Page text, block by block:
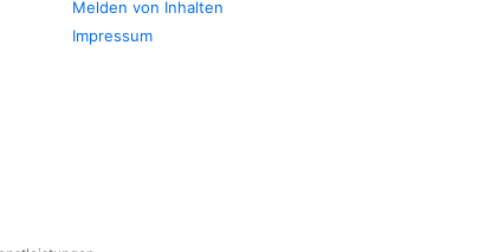
Melden von Inhalten
Impressum